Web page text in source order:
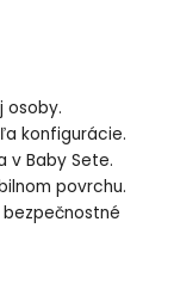
osoby.
konfigurácie.
v Baby Sete.
povrchu.